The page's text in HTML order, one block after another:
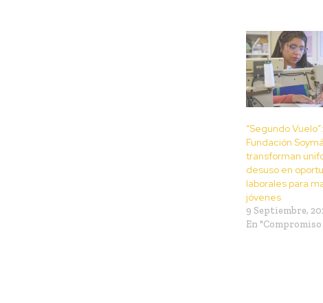
“Segundo
Fundación
transforman
desuso en
laborales para
jóvenes
9 Septiembre,
En